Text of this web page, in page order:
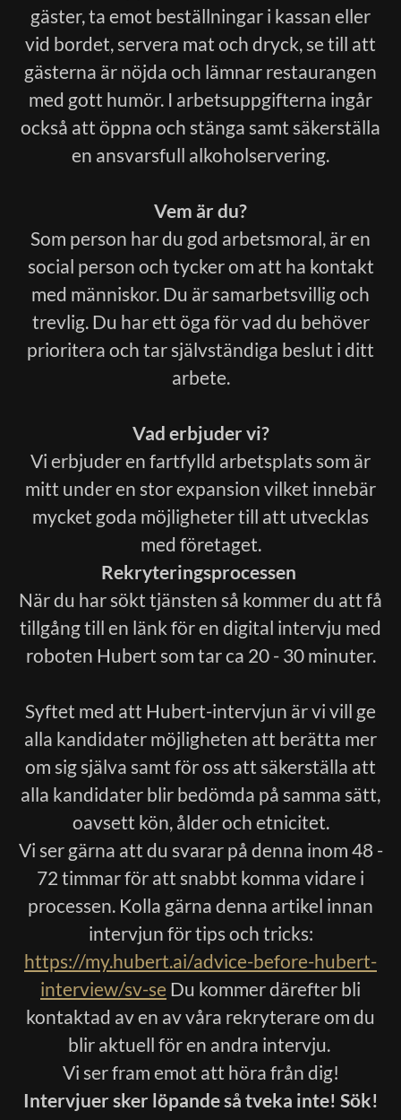
gäster, ta emot beställningar i kassan eller
vid bordet, servera mat och dryck, se till att
gästerna är nöjda och lämnar restaurangen
med gott humör. I arbetsuppgifterna ingår
också att öppna och stänga samt säkerställa
en ansvarsfull alkoholservering.
Vem är du?
Som person har du god arbetsmoral, är en
social person och tycker om att ha kontakt
med människor. Du är samarbetsvillig och
trevlig. Du har ett öga för vad du behöver
prioritera och tar självständiga beslut i ditt
arbete.
Vad erbjuder vi?
Vi erbjuder en fartfylld arbetsplats som är
mitt under en stor expansion vilket innebär
mycket goda möjligheter till att utvecklas
med företaget.
Rekryteringsprocessen
När du har sökt tjänsten så kommer du att få
tillgång till en länk för en digital intervju med
roboten Hubert som tar ca 20 - 30 minuter.
Syftet med att Hubert-intervjun är vi vill ge
alla kandidater möjligheten att berätta mer
om sig själva samt för oss att säkerställa att
alla kandidater blir bedömda på samma sätt,
oavsett kön, ålder och etnicitet.
Vi ser gärna att du svarar på denna inom 48 -
72 timmar för att snabbt komma vidare i
processen. Kolla gärna denna artikel innan
intervjun för tips och tricks:
https://my.hubert.ai/advice-before-hubert-
interview/sv-se Du kommer därefter bli
kontaktad av en av våra rekryterare om du
blir aktuell för en andra intervju.
Vi ser fram emot att höra från dig!
Intervjuer sker löpande så tveka inte! Sök!